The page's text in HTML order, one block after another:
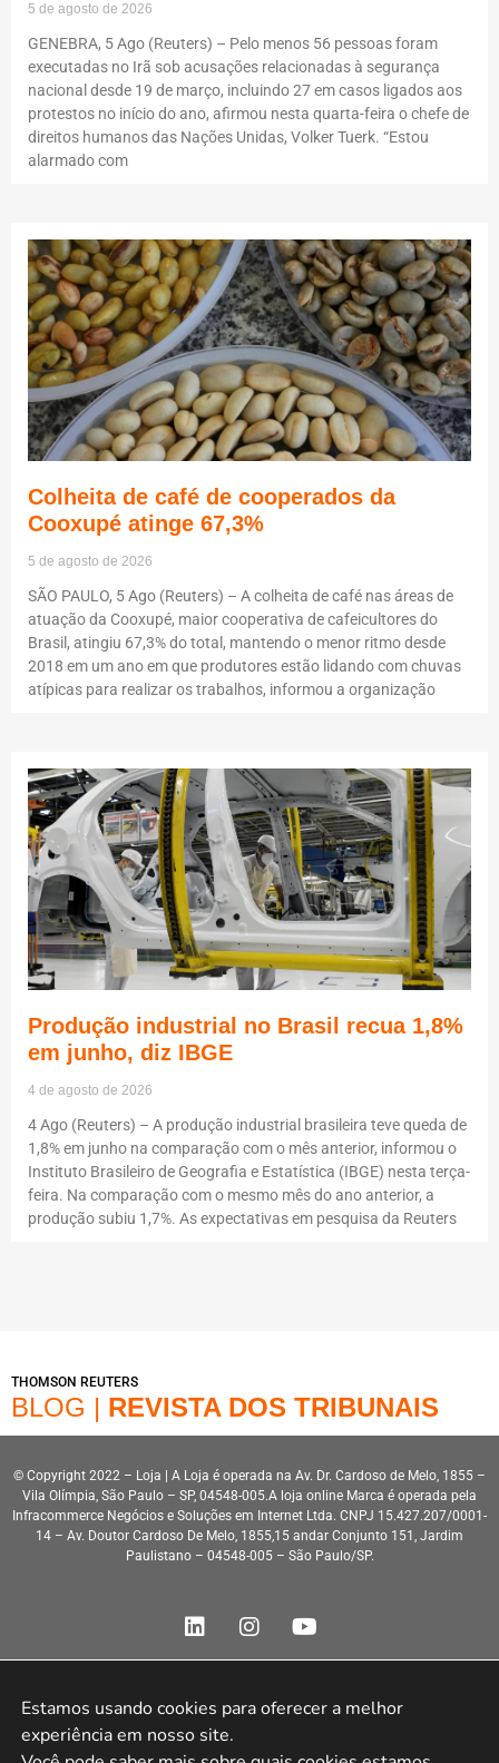
5 de agosto de 2026
GENEBRA, 5 Ago (Reuters) – Pelo menos 56 pessoas foram
executadas no Irã sob acusações relacionadas à segurança
nacional desde 19 de março, incluindo 27 em casos ligados aos
protestos no início do ano, afirmou nesta quarta-feira o chefe de
direitos humanos das Nações Unidas, Volker Tuerk. “Estou
alarmado com
Colheita de café de cooperados da
Cooxupé atinge 67,3%
5 de agosto de 2026
SÃO PAULO, 5 Ago (Reuters) – A colheita de café nas áreas de
atuação da Cooxupé, maior cooperativa de cafeicultores do
Brasil, atingiu 67,3% do total, mantendo o menor ritmo desde
2018 em um ano em que produtores estão lidando com chuvas
atípicas para realizar os trabalhos, informou a organização
Produção industrial no Brasil recua 1,8%
em junho, diz IBGE
4 de agosto de 2026
4 Ago (Reuters) – A produção industrial brasileira teve queda de
1,8% em junho na comparação com o mês anterior, informou o
Instituto Brasileiro de Geografia e Estatística (IBGE) nesta terça-
feira. Na comparação com o mesmo mês do ano anterior, a
produção subiu 1,7%. As expectativas em pesquisa da Reuters
THOMSON REUTERS
BLOG | REVISTA DOS TRIBUNAIS
© Copyright 2022 – Loja | A Loja é operada na Av. Dr. Cardoso de Melo, 1855 –
Vila Olímpia, São Paulo – SP, 04548-005.A loja online Marca é operada pela
Infracommerce Negócios e Soluções em Internet Ltda. CNPJ 15.427.207/0001-
14 – Av. Doutor Cardoso De Melo, 1855,15 andar Conjunto 151, Jardim
Paulistano – 04548-005 – São Paulo/SP.
Estamos usando cookies para oferecer a melhor
experiência em nosso site.